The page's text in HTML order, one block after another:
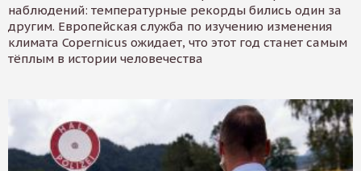
наблюдений: температурные рекорды бились один за
другим. Европейская служба по изучению изменения
климата Copernicus ожидает, что этот год станет самым
тёплым в истории человечества